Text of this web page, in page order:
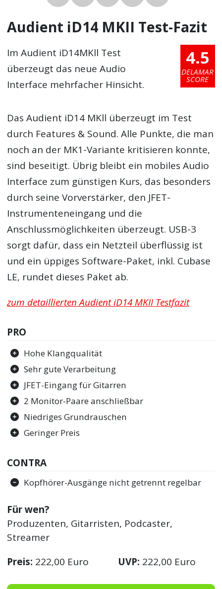
Audient iD14 MKII Test-Fazit
4.5
DELAMAR
SCORE
Im Audient iD14MKll Test
überzeugt das neue Audio
Interface mehrfacher Hinsicht.
Das Audient iD14 MKll überzeugt im Test
durch Features & Sound. Alle Punkte, die man
noch an der MK1-Variante kritisieren konnte,
sind beseitigt. Übrig bleibt ein mobiles Audio
Interface zum günstigen Kurs, das besonders
durch seine Vorverstärker, den JFET-
Instrumenteneingang und die
Anschlussmöglichkeiten überzeugt. USB-3
sorgt dafür, dass ein Netzteil überflüssig ist
und ein üppiges Software-Paket, inkl. Cubase
LE, rundet dieses Paket ab.
zum detaillierten Audient iD14 MKII Testfazit
PRO
Hohe Klangqualität
Sehr gute Verarbeitung
JFET-Eingang für Gitarren
2 Monitor-Paare anschließbar
Niedriges Grundrauschen
Geringer Preis
CONTRA
Kopfhörer-Ausgänge nicht getrennt regelbar
Für wen?
Produzenten, Gitarristen, Podcaster,
Streamer
Preis: 222,00 Euro UVP: 222,00 Euro